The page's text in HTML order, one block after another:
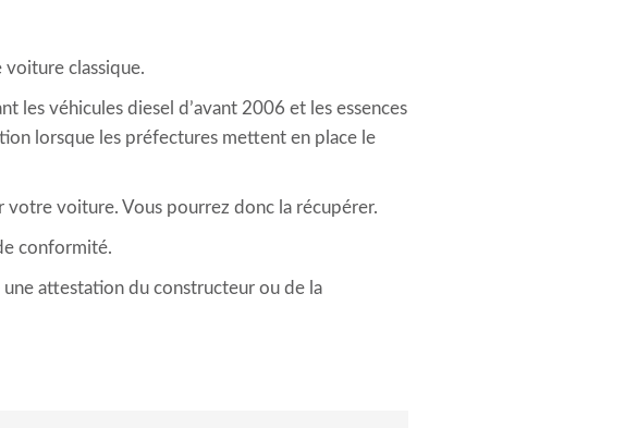
voiture classique.
les véhicules diesel d’avant 2006 et les essences
lorsque les préfectures mettent en place le
votre voiture. Vous pourrez donc la récupérer.
conformité.
attestation du constructeur ou de la